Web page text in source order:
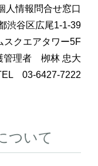
人情報問合せ窓口
渋谷区広尾1-1-39
スクエアタワー5F
管理者 栁林 忠大
03-6427-7222
ついて